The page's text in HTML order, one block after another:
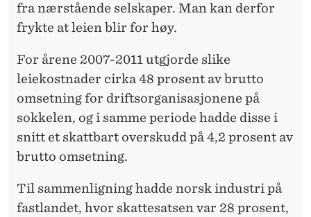
fra nærstående selskaper. Man kan derfor
frykte at leien blir for høy.
For årene 2007-2011 utgjorde slike
leiekostnader cirka 48 prosent av brutto
omsetning for driftsorganisasjonene på
sokkelen, og i samme periode hadde disse i
snitt et skattbart overskudd på 4,2 prosent av
brutto omsetning.
Til sammenligning hadde norsk industri på
fastlandet, hvor skattesatsen var 28 prosent,